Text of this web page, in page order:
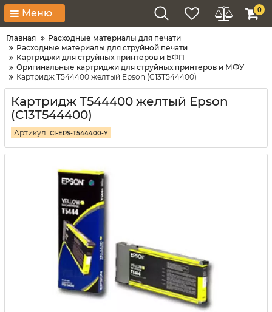
Меню 0
Главная
Расходные материалы для печати
Расходные материалы для струйной печати
Картриджи для струйных принтеров и БФП
Оригинальные картриджи для струйных принтеров и МФУ
Картридж T544400 желтый Epson (C13T544400)
Картридж T544400 желтый Epson
(C13T544400)
Артикул: CI-EPS-T544400-Y